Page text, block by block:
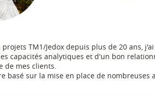
projets TM1/Jedox depuis plus de 20 ans,
capacités analytiques et d'un bon
de mes clients.
basé sur la mise en place de